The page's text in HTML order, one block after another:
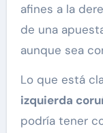
afines a la
de una
aunque sea
Lo que está
izquierda
podría tener